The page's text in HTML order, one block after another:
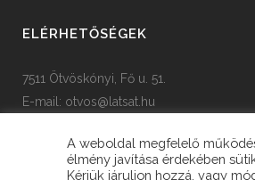
ELÉRHETŐSÉGEK
7511 Ötvöskónyi, Fő u. 51.
E-mail: otvos@latsat.hu
A weboldal megfelelő
élmény javítása érdekében
Kérjük járuljon hozzá, vagy